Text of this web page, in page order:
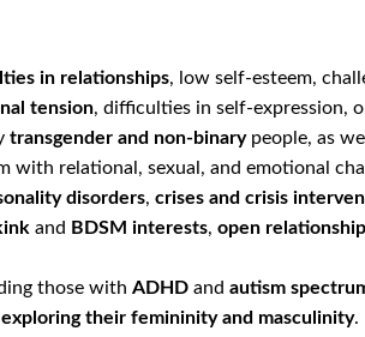
in relationships, low self-esteem,
tension, difficulties in self-expression,
transgender and non-binary people, as
with relational, sexual, and emotional
disorders, crises and crisis
and BDSM interests, open
those with ADHD and autism
their femininity and masculinity.